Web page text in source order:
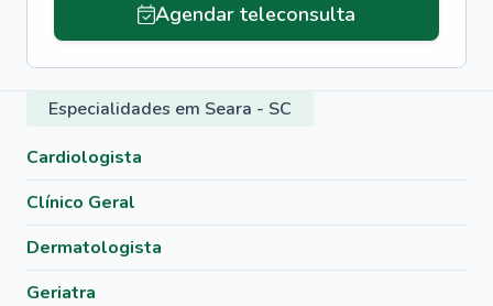
Agendar teleconsulta
Especialidades em Seara - SC
Cardiologista
Clínico Geral
Dermatologista
Geriatra